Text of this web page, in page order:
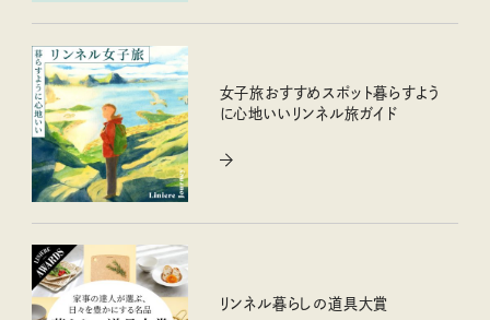
女子旅おすすめスポット暮らすよう
に心地いいリンネル旅ガイド
リンネル暮らしの道具大賞